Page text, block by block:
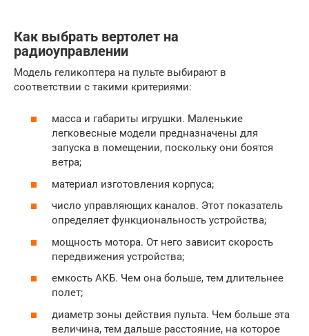
Как выбрать вертолет на
радиоуправлении
Модель геликоптера на пульте выбирают в
соответствии с такими критериями:
масса и габариты игрушки. Маленькие
легковесные модели предназначены для
запуска в помещении, поскольку они боятся
ветра;
материал изготовления корпуса;
число управляющих каналов. Этот показатель
определяет функциональность устройства;
мощность мотора. От него зависит скорость
передвижения устройства;
емкость АКБ. Чем она больше, тем длительнее
полет;
диаметр зоны действия пульта. Чем больше эта
величина, тем дальше расстояние, на которое